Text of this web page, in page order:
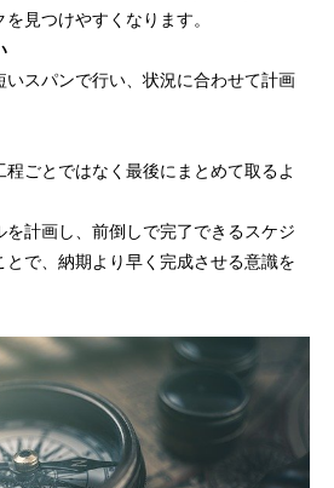
見つけやすくなります。
いスパンで行い、状況に合わせて計画
程ごとではなく最後にまとめて取るよ
を計画し、前倒しで完了できるスケジ
とで、納期より早く完成させる意識を